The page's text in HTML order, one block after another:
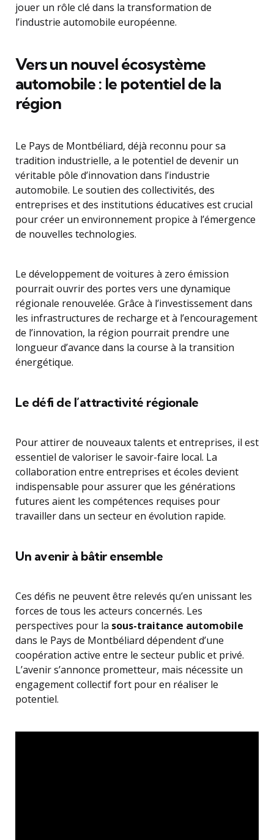
jouer un rôle clé dans la transformation de
l’industrie automobile européenne.
Vers un nouvel écosystème
automobile : le potentiel de la
région
Le Pays de Montbéliard, déjà reconnu pour sa
tradition industrielle, a le potentiel de devenir un
véritable pôle d’innovation dans l’industrie
automobile. Le soutien des collectivités, des
entreprises et des institutions éducatives est crucial
pour créer un environnement propice à l’émergence
de nouvelles technologies.
Le développement de voitures à zero émission
pourrait ouvrir des portes vers une dynamique
régionale renouvelée. Grâce à l’investissement dans
les infrastructures de recharge et à l’encouragement
de l’innovation, la région pourrait prendre une
longueur d’avance dans la course à la transition
énergétique.
Le défi de l’attractivité régionale
Pour attirer de nouveaux talents et entreprises, il est
essentiel de valoriser le savoir-faire local. La
collaboration entre entreprises et écoles devient
indispensable pour assurer que les générations
futures aient les compétences requises pour
travailler dans un secteur en évolution rapide.
Un avenir à bâtir ensemble
Ces défis ne peuvent être relevés qu’en unissant les
forces de tous les acteurs concernés. Les
perspectives pour la sous-traitance automobile
dans le Pays de Montbéliard dépendent d’une
coopération active entre le secteur public et privé.
L’avenir s’annonce prometteur, mais nécessite un
engagement collectif fort pour en réaliser le
potentiel.